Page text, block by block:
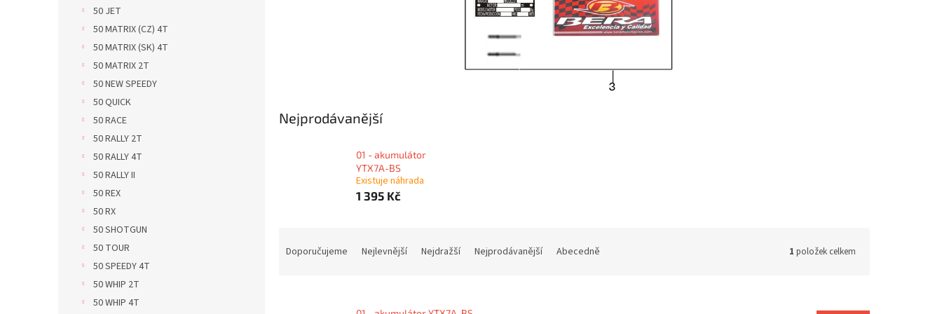
50 JET
50 MATRIX (CZ) 4T
50 MATRIX (SK) 4T
50 MATRIX 2T
50 NEW SPEEDY
50 QUICK
50 RACE
50 RALLY 2T
50 RALLY 4T
50 RALLY II
50 REX
50 RX
50 SHOTGUN
50 TOUR
50 SPEEDY 4T
50 WHIP 2T
50 WHIP 4T
Nejprodávanější
01 - akumulátor
YTX7A-BS
Existuje náhrada
1 395 Kč
Doporučujeme Nejlevnější Nejdražší Nejprodávanější Abecedně 1 položek celkem